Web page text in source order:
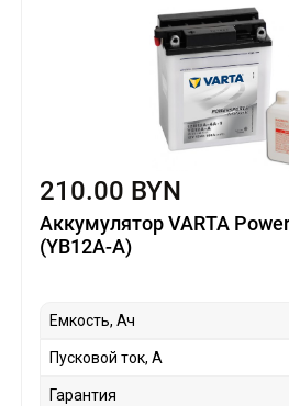
210.00 BYN
Аккумулятор VARTA
(YB12A-A)
Емкость, Ач
Пусковой ток, А
Гарантия